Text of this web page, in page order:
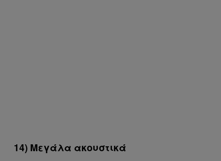
14) Μεγάλα ακουστικά